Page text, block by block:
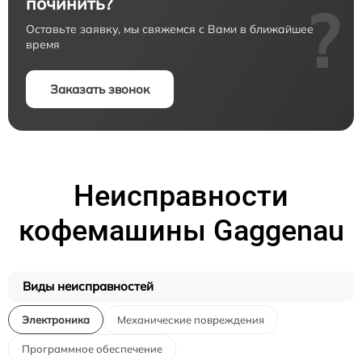
Оставьте заявку, мы свяжемся с Вами в ближайшее
время
Заказать звонок
?
Неисправности
кофемашины Gaggenau
Виды неисправностей
Электроника Механические повреждения
Программное обеспечение